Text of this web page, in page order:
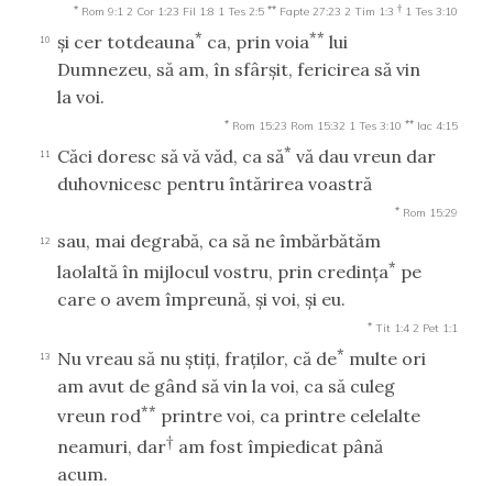
* Rom 9:1 2 Cor 1:23 Fil 1:8 1 Tes 2:5 ** Fapte 27:23 2 Tim 1:3 † 1 Tes 3:10
10 şi cer totdeauna* ca, prin voia** lui
Dumnezeu, să am, în sfârşit, fericirea să vin
la voi.
* Rom 15:23 Rom 15:32 1 Tes 3:10 ** Iac 4:15
11 Căci doresc să vă văd, ca să* vă dau vreun dar
duhovnicesc pentru întărirea voastră
* Rom 15:29
12
sau, mai degrabă, ca să ne îmbărbătăm
laolaltă în mijlocul vostru, prin credinţa* pe
care o avem împreună, şi voi, şi eu.
* Tit 1:4 2 Pet 1:1
13 Nu vreau să nu ştiţi, fraţilor, că de* multe ori
am avut de gând să vin la voi, ca să culeg
vreun rod** printre voi, ca printre celelalte
neamuri, dar† am fost împiedicat până
acum.